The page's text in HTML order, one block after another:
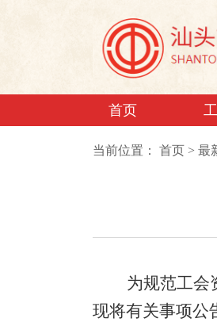
首页
当前位置： 首页 > 最
为规范工会
现将有关事项公